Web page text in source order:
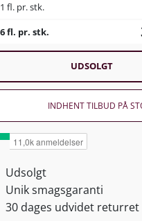
1 fl. pr. stk.
6 fl. pr. stk.
UDSOLGT
INDHENT TILBUD PÅ
Udsolgt
Unik smagsgaranti
30 dages udvidet returret